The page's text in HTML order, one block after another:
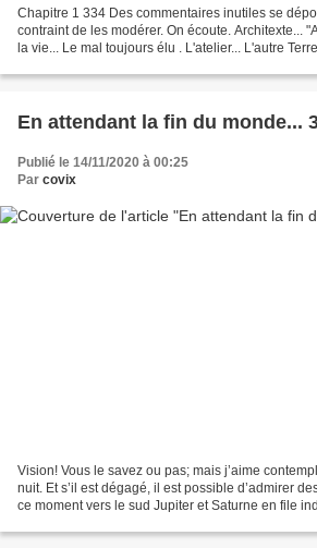
Chapitre 1 334 Des commentaires inutiles se
contraint de les modérer. On écoute. Architexte...
la vie... Le mal toujours élu . L'atelier... L'autre
En attendant la fin du monde...
Publié le 14/11/2020 à 00:25
Par covix
Vision! Vous le savez ou pas; mais j’aime
nuit. Et s’il est dégagé, il est possible d’admirer
ce moment vers le sud Jupiter et Saturne en file